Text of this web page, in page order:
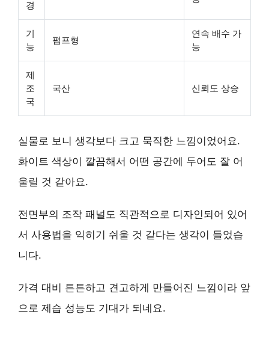
경
기
능
펌프형
연속 배수 가
능
제
조
국
국산 신뢰도 상승
실물로 보니 생각보다 크고 묵직한 느낌이었어요.
화이트 색상이 깔끔해서 어떤 공간에 두어도 잘 어
울릴 것 같아요.
전면부의 조작 패널도 직관적으로 디자인되어 있어
서 사용법을 익히기 쉬울 것 같다는 생각이 들었습
니다.
가격 대비 튼튼하고 견고하게 만들어진 느낌이라 앞
으로 제습 성능도 기대가 되네요.